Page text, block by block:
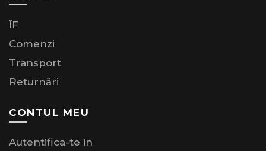
ÎF
Comenzi
Transport
Returnări
CONTUL MEU
Autentifica-te in